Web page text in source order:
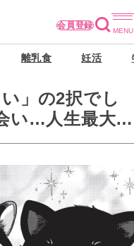
会員登録
離乳食 妊活
」の2択でし
い…人生最大の
作曲家の人生